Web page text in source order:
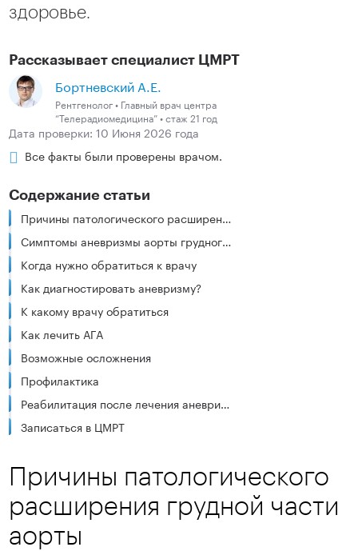
здоровье.
Рассказывает специалист ЦМРТ
Бортневский А.Е.
Рентгенолог • Главный врач центра
“Телерадиомедицина” • стаж 21 год
Дата проверки: 10 Июня 2026 года
Все факты были проверены врачом.
Содержание статьи
Причины патологического расширения грудной части аорты
Симптомы аневризмы аорты грудного отдела
Когда нужно обратиться к врачу
Как диагностировать аневризму?
К какому врачу обратиться
Как лечить АГА
Возможные осложнения
Профилактика
Реабилитация после лечения аневризмы в ЦМРТ
Записаться в ЦМРТ
Причины патологического
расширения грудной части
аорты